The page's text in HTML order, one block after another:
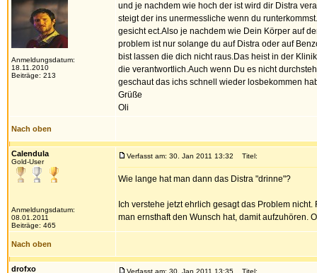
Anmeldungsdatum:
18.11.2010
Beiträge: 213
und je nachdem wie hoch der ist wird dir Distra
steigt der ins unermessliche wenn du
gesicht ect.Also je nachdem wie Dein Körper auf
problem ist nur solange du auf Distra oder auf
bist lassen die dich nicht raus.Das heist in der
die verantwortlich.Auch wenn Du es nicht
geschaut das ichs schnell wieder losbekommen
Grüße
Oli
Nach oben
Calendula
Gold-User
Anmeldungsdatum:
08.01.2011
Beiträge: 465
Verfasst am: 30. Jan 2011 13:32 Titel:
Wie lange hat man dann das Distra "drinne"?
Ich verstehe jetzt ehrlich gesagt das Problem
man ernsthaft den Wunsch hat, damit aufzuhören.
Nach oben
drofxo Verfasst am: 30. Jan 2011 13:35 Titel: